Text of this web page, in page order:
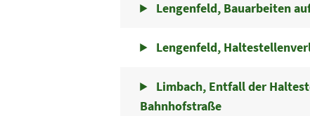
Lengenfeld, Bauarbeiten
Lengenfeld,
Limbach, Entfall der
Bahnhofstraße